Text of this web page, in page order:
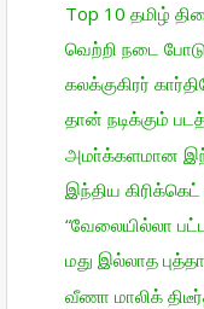
Top 10 தமிழ்
வெற்றி நடை
கலக்குகிரர்
தான் நடிக்கும்
அமா்க்களமான
இந்திய
“வேலையில்லா
மது இல்லாத
வீணா மாலிக்